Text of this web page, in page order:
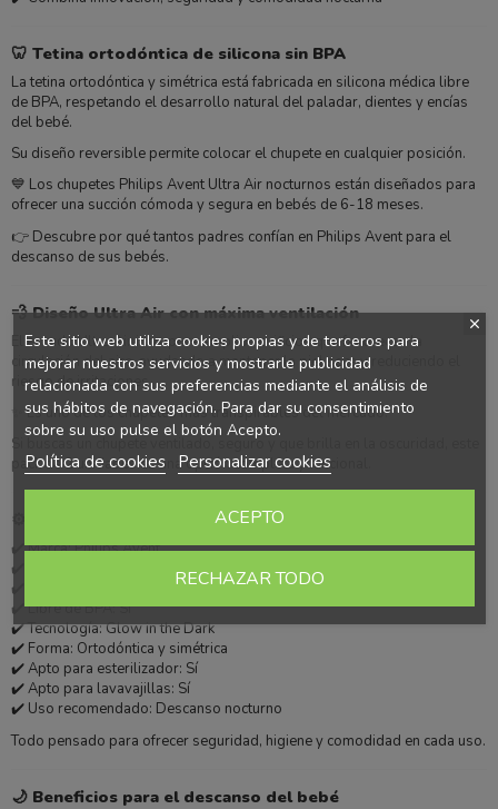
🦷 Tetina ortodóntica de silicona sin BPA
La tetina ortodóntica y simétrica está fabricada en silicona médica libre
de BPA, respetando el desarrollo natural del paladar, dientes y encías
del bebé.
Su diseño reversible permite colocar el chupete en cualquier posición.
💙 Los chupetes Philips Avent Ultra Air nocturnos están diseñados para
ofrecer una succión cómoda y segura en bebés de 6-18 meses.
👉 Descubre por qué tantos padres confían en Philips Avent para el
descanso de sus bebés.
💨 Diseño Ultra Air con máxima ventilación
El escudo Ultra Air incorpora amplios orificios que favorecen la
circulación del aire, ayudando a mantener la piel seca y reduciendo el
riesgo de irritaciones.
✨ Es uno de los chupetes más transpirables del mercado.
Si buscas un chupete ventilado, seguro y que brilla en la oscuridad, este
pack de 2 unidades es una opción completa y funcional.
⚙️ Características técnicas
✔️ Marca: Philips Avent
✔️ Formato: Pack 2 unidades
✔️ Material de la tetina: Silicona
✔️ Libre de BPA: Sí
✔️ Tecnología: Glow in the Dark
✔️ Forma: Ortodóntica y simétrica
✔️ Apto para esterilizador: Sí
✔️ Apto para lavavajillas: Sí
✔️ Uso recomendado: Descanso nocturno
Todo pensado para ofrecer seguridad, higiene y comodidad en cada uso.
🌙 Beneficios para el descanso del bebé
Este sitio web utiliza cookies propias y de terceros para
mejorar nuestros servicios y mostrarle publicidad
relacionada con sus preferencias mediante el análisis de
sus hábitos de navegación. Para dar su consentimiento
sobre su uso pulse el botón Acepto.
Política de cookies Personalizar cookies
RECHAZAR TODO
ACEPTO